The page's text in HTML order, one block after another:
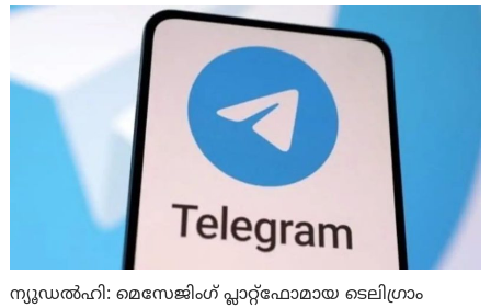
ന്യൂഡല്‍ഹി: മെസേജിംഗ് പ്ലാറ്റ്‌ഫോമായ ടെലിഗ്രാം